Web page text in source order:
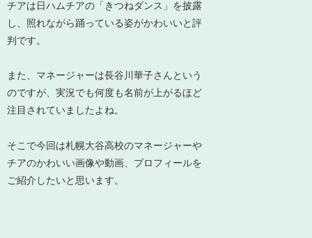
チアは日ハムチアの「きつねダンス」を披露
し、照れながら踊っている姿がかわいいと評
判です。
また、マネージャーは長谷川華子さんという
のですが、実況でも何度も名前が上がるほど
注目されていましたよね。
そこで今回は札幌大谷高校のマネージャーや
チアのかわいい画像や動画、プロフィールを
ご紹介したいと思います。